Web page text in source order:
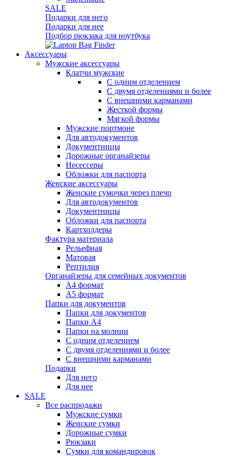
SALE
Подарки для него
Подарки для нее
Подбор рюкзака для ноутбука
Аксессуары
Мужские аксессуары
Клатчи мужские
С одним отделением
С двумя отделениями и более
С внешними карманами
Жесткой формы
Мягкой формы
Мужские портмоне
Для автодокументов
Документницы
Дорожные органайзеры
Несессеры
Обложки для паспорта
Женские аксессуары
Женские сумочки через плечо
Для автодокументов
Документницы
Обложки для паспорта
Картхолдеры
Фактура материала
Рельефная
Матовая
Рептилия
Органайзеры для семейных документов
А4 формат
А5 формат
Папки для документов
Папки для документов
Папки А4
Папки на молнии
С одним отделением
С двумя отделениями и более
С внешними карманами
Подарки
Для него
Для нее
SALE
Все распродажи
Мужские сумки
Женские сумки
Дорожные сумки
Рюкзаки
Сумки для командировок